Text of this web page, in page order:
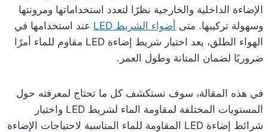
الإضاءة الداخلية والخارجية نظرًا لتعدد استخداماتها ومرونتها
وسهولة تركيبها. متى أضواء الشريط LED
عند استخدامها في
الهواء الطلق، يعد اختيار شريط إضاءة LED مقاوم للماء أمرًا
ضروريًا لضمان المتانة وطول العمر.
في هذه المقالة، سوف نستكشف كل ما تحتاج لمعرفته حول
المستويات المختلفة لمقاومة الماء لشريط LED واختيار
شرائط إضاءة LED المقاومة للماء المناسبة لاحتياجات الإضاءة